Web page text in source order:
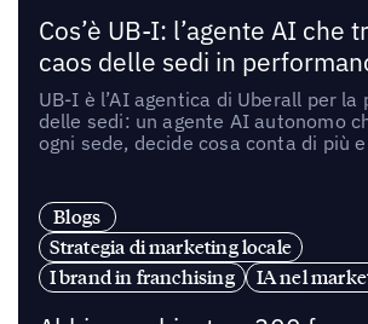
Cos’è UB-I: l’agente AI che
caos delle sedi in
UB-I è l’AI agentica di Uberall per la
delle sedi: un agente AI autonomo
ogni sede, decide cosa conta di più
Blogs
Strategia di marketing locale
I brand in franchising
IA nel